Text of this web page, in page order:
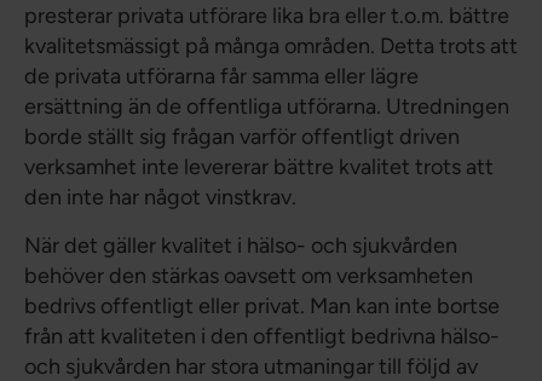
presterar privata utförare lika bra eller t.o.m. bättre
kvalitetsmässigt på många områden. Detta trots att
de privata utförarna får samma eller lägre
ersättning än de offentliga utförarna. Utredningen
borde ställt sig frågan varför offentligt driven
verksamhet inte levererar bättre kvalitet trots att
den inte har något vinstkrav.
När det gäller kvalitet i hälso- och sjukvården
behöver den stärkas oavsett om verksamheten
bedrivs offentligt eller privat. Man kan inte bortse
från att kvaliteten i den offentligt bedrivna hälso-
och sjukvården har stora utmaningar till följd av